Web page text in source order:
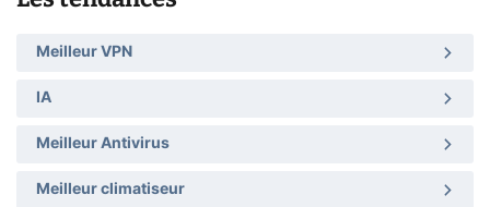
Meilleur VPN
IA
Meilleur Antivirus
Meilleur climatiseur